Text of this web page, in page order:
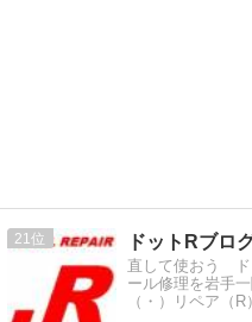
21 ドットRブロ
直して使おう
ール修理を岩手
（・）リペア（R）